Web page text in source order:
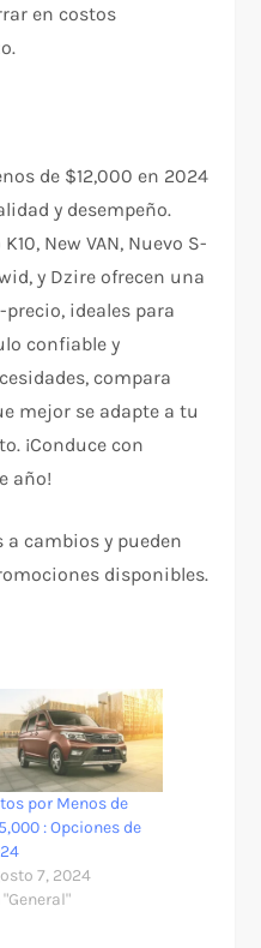
en costos
de $12,000 en 2024
y desempeño.
New VAN, Nuevo S-
y Dzire ofrecen una
ideales para
confiable y
compara
mejor se adapte a tu
¡Conduce con
año!
cambios y pueden
disponibles.
por Menos de
: Opciones de
7, 2024
"General"